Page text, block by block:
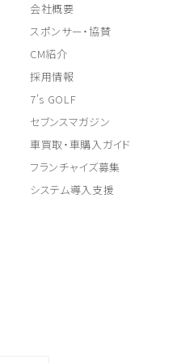
会社概要
スポンサー・協賛
CM紹介
採用情報
7's GOLF
セブンスマガジン
車買取・車購入ガイド
フランチャイズ募集
システム導入支援